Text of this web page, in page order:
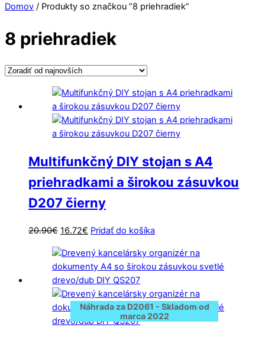
Close
Close
Domov / Produkty so značkou “8 priehradiek”
8 priehradiek
Multifunkčný DIY stojan s A4
priehradkami a širokou zásuvkou
D207 čierny
20.90€ Pôvodná
bola:
20.90€.
16.72€ Aktuálna
je:
16.72€.
Pridať do košíka
Náhrada za D2061 - Skladom od
marca 2022